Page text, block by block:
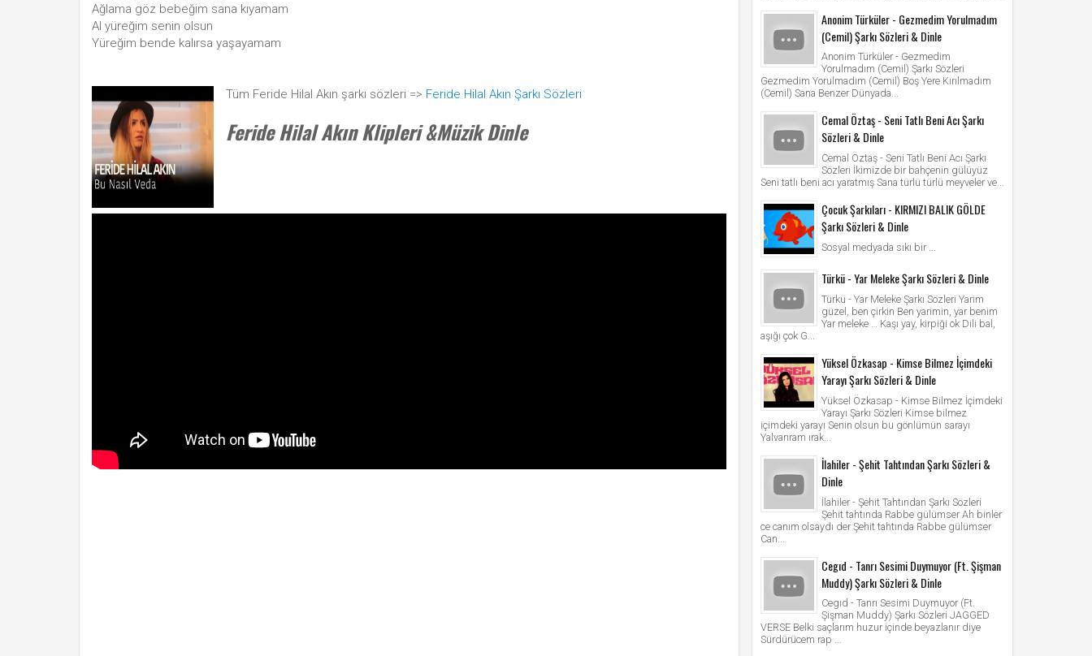
Ağlama göz bebeğim sana kıyamam
Al yüreğim senin olsun
Yüreğim bende kalırsa yaşayamam
Tüm Feride Hilal Akın şarkı sözleri => Feride Hilal Akın Şarkı Sözleri
Feride Hilal Akın Klipleri &Müzik Dinle
Anonim Türküler - Gezmedim Yorulmadım
(Cemil) Şarkı Sözleri & Dinle
Anonim Türküler - Gezmedim
Yorulmadım (Cemil) Şarkı Sözleri
Gezmedim Yorulmadım (Cemil) Boş Yere Kırılmadım
(Cemil) Sana Benzer Dünyada...
Cemal Öztaş - Seni Tatlı Beni Acı Şarkı
Sözleri & Dinle
Cemal Öztaş - Seni Tatlı Beni Acı Şarkı
Sözleri İkimizde bir bahçenin gülüyüz
Seni tatlı beni acı yaratmış Sana türlü türlü meyveler ve...
Çocuk Şarkıları - KIRMIZI BALIK GÖLDE
Şarkı Sözleri & Dinle
Sosyal medyada sıkı bir ...
Türkü - Yar Meleke Şarkı Sözleri & Dinle
Türkü - Yar Meleke Şarkı Sözleri Yarim
güzel, ben çirkin Ben yarimin, yar benim
Yar meleke … Kaşı yay, kirpiği ok Dili bal,
aşığı çok G...
Yüksel Özkasap - Kimse Bilmez İçimdeki
Yarayı Şarkı Sözleri & Dinle
Yüksel Özkasap - Kimse Bilmez İçimdeki
Yarayı Şarkı Sözleri Kimse bilmez
içimdeki yarayı Senin olsun bu gönlümün sarayı
Yalvarıram ırak...
İlahiler - Şehit Tahtından Şarkı Sözleri &
Dinle
İlahiler - Şehit Tahtından Şarkı Sözleri
Şehit tahtında Rabbe gülümser Ah binler
ce canım olsaydı der Şehit tahtında Rabbe gülümser
Can...
Cegıd - Tanrı Sesimi Duymuyor (Ft. Şişman
Muddy) Şarkı Sözleri & Dinle
Cegıd - Tanrı Sesimi Duymuyor (Ft.
Şişman Muddy) Şarkı Sözleri JAGGED
VERSE Belki saçlarım huzur içinde beyazlanır diye
Sürdürücem rap ...